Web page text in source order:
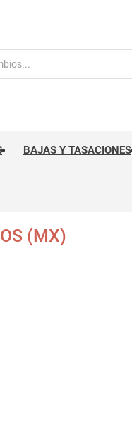
BAJAS Y TASACIONES
(MX)